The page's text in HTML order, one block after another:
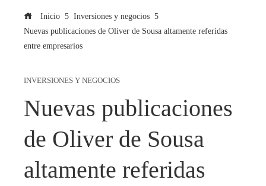
Inicio
Inversiones y negocios
Nuevas publicaciones de Oliver de Sousa altamente referidas
entre empresarios
INVERSIONES Y NEGOCIOS
Nuevas publicaciones
de Oliver de Sousa
altamente referidas